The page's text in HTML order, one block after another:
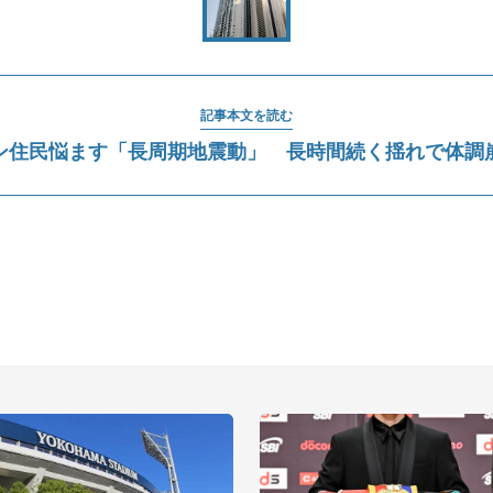
記事本文を読む
住民悩ます「長周期地震動」 長時間続く揺れで体調